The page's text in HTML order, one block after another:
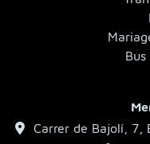
Carrer de Bajolí, 7,